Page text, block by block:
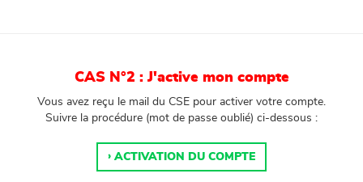
CAS N°2 : J'active mon compte
Vous avez reçu le mail du CSE pour activer votre compte.
Suivre la procédure (mot de passe oublié) ci-dessous :
ACTIVATION DU COMPTE